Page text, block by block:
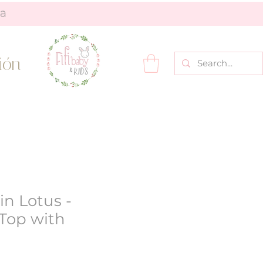
Lotus -
with